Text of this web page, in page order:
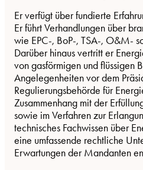
Er verfügt über fundierte
Er führt Verhandlungen über
wie EPC-, BoP-, TSA-, O&M-
Darüber hinaus vertritt er
von gasförmigen und flüssigen
Angelegenheiten vor dem
Regulierungsbehörde für
Zusammenhang mit der
sowie im Verfahren zur
technisches Fachwissen über
eine umfassende rechtliche
Erwartungen der Mandanten